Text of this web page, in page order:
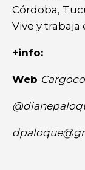
Córdoba,
Vive y
+info:
Web